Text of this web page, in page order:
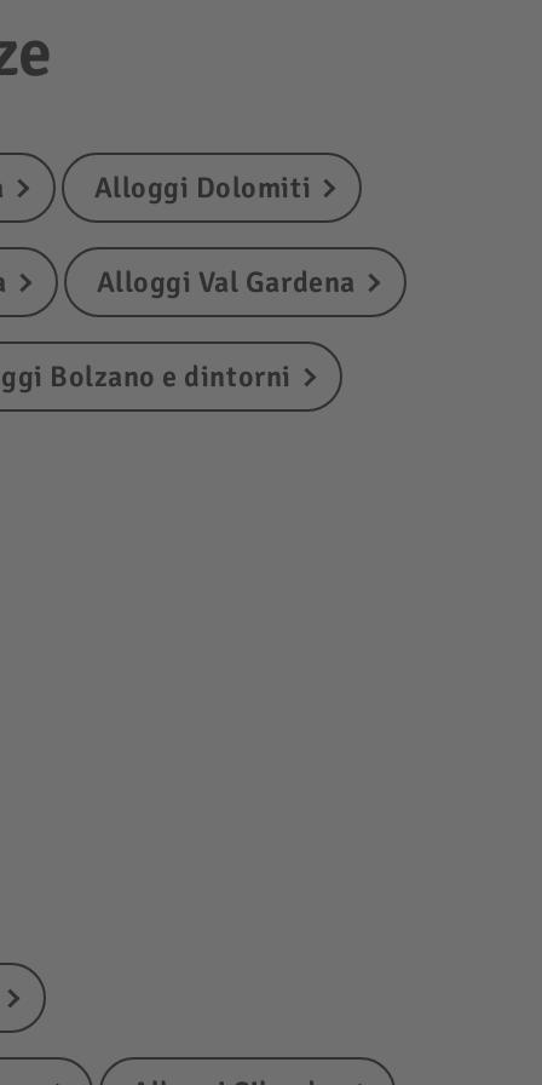
Alloggi Dolomiti
Alloggi Val Gardena
Bolzano e dintorni